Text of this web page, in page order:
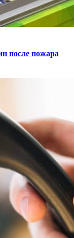
после пожара